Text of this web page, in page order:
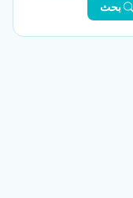
بحث